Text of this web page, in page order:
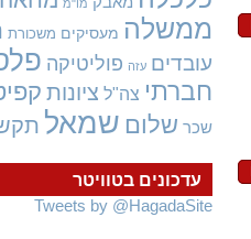
עדכונים בטוויטר
Tweets by @HagadaSite
מו"מ
ממשלה מעסיקים משכורת
עובדים עזה פוליטיקה
חברתי צה"ל ציונות
שכר שלום שמאל